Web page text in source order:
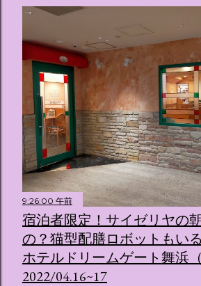
9:26:00 午前
宿泊者限定！サイゼリヤの
の？猫型配膳ロボットもい
ホテルドリームゲート舞浜（
2022/04.16~17